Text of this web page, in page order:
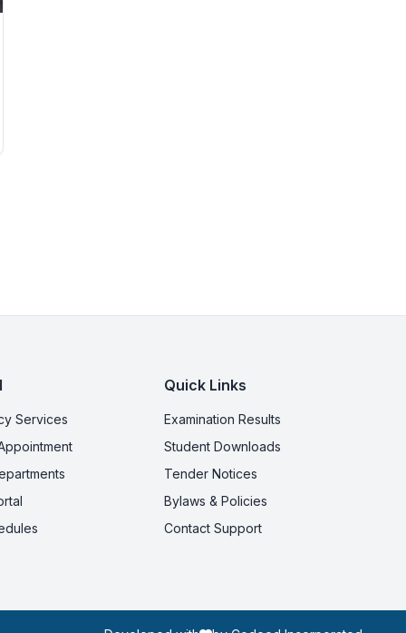
Services
Quick Links
Examination Results
Student Downloads
Tender Notices
Bylaws & Policies
Contact Support